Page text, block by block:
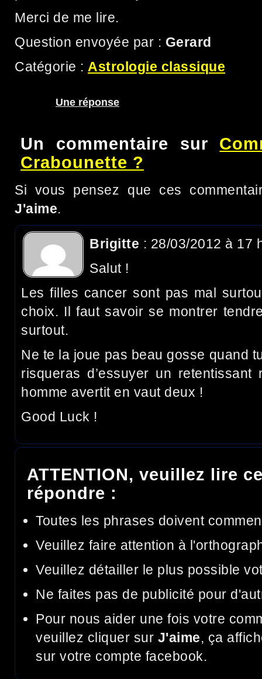
Merci de me lire.
Question envoyée par : Gerard
Catégorie : Astrologie classique
Une réponse
Un commentaire sur
Crabounette ?
Si vous pensez que ces
J'aime.
Brigitte : 28/03/2012 à 17
Salut !
Les filles cancer sont pas mal
choix. Il faut savoir se montrer
surtout.
Ne te la joue pas beau gosse quand
risqueras d’essuyer un
homme avertit en vaut deux !
Good Luck !
ATTENTION, veuillez lire
répondre :
Toutes les phrases doivent
Veuillez faire attention à
Veuillez détailler le plus possible
Ne faites pas de publicité pour
Pour nous aider une fois votre
veuillez cliquer sur J'aime, ça
sur votre compte facebook.